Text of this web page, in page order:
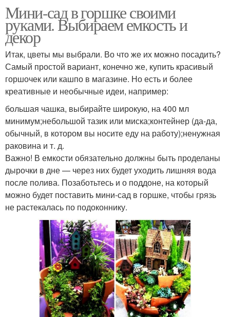
Мини-сад в горшке своими
руками. Выбираем емкость и
декор
Итак, цветы мы выбрали. Во что же их можно посадить?
Самый простой вариант, конечно же, купить красивый
горшочек или кашпо в магазине. Но есть и более
креативные и необычные идеи, например:
большая чашка, выбирайте широкую, на 400 мл
минимум;небольшой тазик или миска;контейнер (да-да,
обычный, в котором вы носите еду на работу);ненужная
раковина и т. д.
Важно! В емкости обязательно должны быть проделаны
дырочки в дне — через них будет уходить лишняя вода
после полива. Позаботьтесь и о поддоне, на который
можно будет поставить мини-сад в горшке, чтобы грязь
не растекалась по подоконнику.